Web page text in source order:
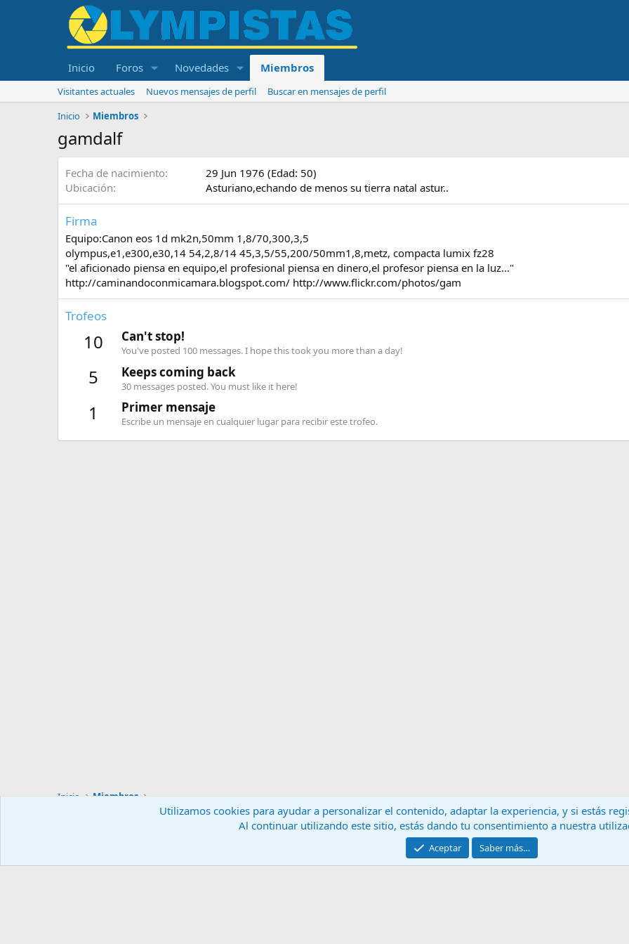
Inicio Foros Novedades Miembros
Visitantes actuales Nuevos mensajes de perfil
Buscar en mensajes de perfil
Inicio
Miembros
gamdalf
Fecha de nacimiento
29 Jun 1976 (Edad: 50)
Ubicación
Asturiano,echando de menos su tierra natal astur..
Firma
Equipo:Canon eos 1d mk2n,50mm 1,8/70,300,3,5
olympus,e1,e300,e30,14 54,2,8/14 45,3,5/55,200/50mm1,8,metz, compacta lumix fz28
"el aficionado piensa en equipo,el profesional piensa en dinero,el profesor piensa en la luz..."
http://caminandoconmicamara.blogspot.com/ http://www.flickr.com/photos/gam
Trofeos
10 Can't stop!
You've posted 100 messages. I hope this took you more than a day!
5 Keeps coming back
30 messages posted. You must like it here!
1 Primer mensaje
Escribe un mensaje en cualquier lugar para recibir este trofeo.
Inicio Miembros
Contáctanos
Community platform by XenForo® © 2010-2024 XenForo Ltd.
Utilizamos cookies para ayudar a personalizar el contenido, adaptar la experiencia, y si estás
Al continuar utilizando este sitio, estás dando tu consentimiento a nuestra
Aceptar Saber más…